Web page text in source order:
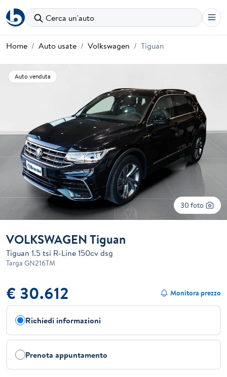
Cerca un'auto
Home Auto usate Volkswagen Tiguan
Auto venduta
30 foto
VOLKSWAGEN Tiguan
Tiguan 1.5 tsi R-Line 150cv dsg
Targa GN216TM
€ 30.612 Monitora prezzo
Richiedi informazioni
Prenota appuntamento